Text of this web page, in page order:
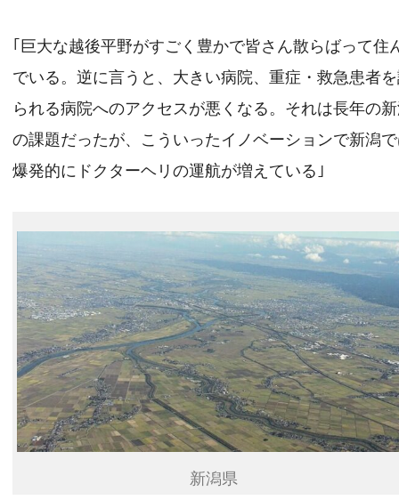
｢巨大な越後平野がすごく豊かで皆さん散らばって住
でいる。逆に言うと、大きい病院、重症・救急患者
られる病院へのアクセスが悪くなる。それは長年の
の課題だったが、こういったイノベーションで新潟
爆発的にドクターヘリの運航が増えている｣
新潟県